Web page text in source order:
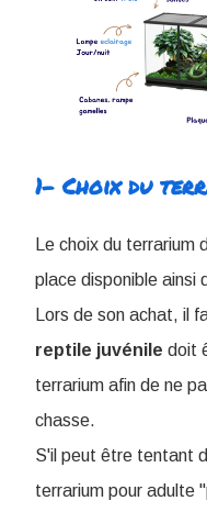
1- Choix du
Le choix du
place disponible ainsi
Lors de son achat, il
reptile juvénile doit
terrarium afin de ne
chasse.
S'il peut être tentant
terrarium pour adulte